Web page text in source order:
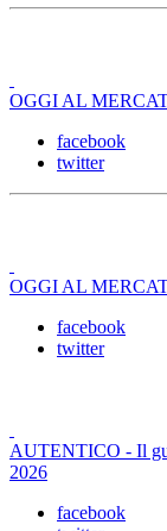
OGGI AL
facebook
twitter
OGGI AL
facebook
twitter
AUTENTICO - Il
2026
facebook